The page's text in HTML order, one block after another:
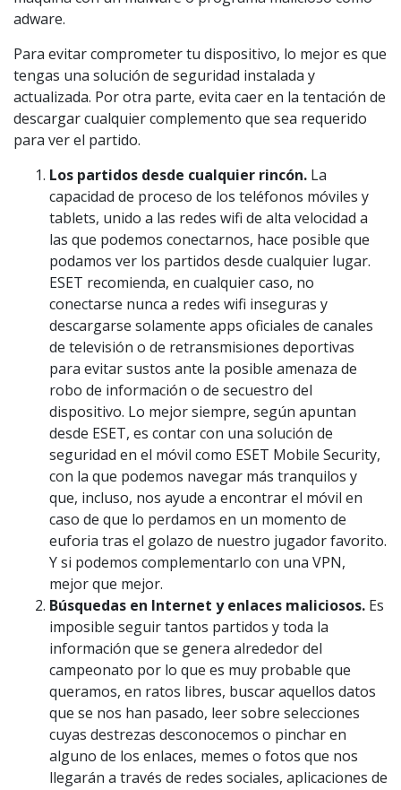
adware.
Para evitar comprometer tu dispositivo, lo mejor es que
tengas una solución de seguridad instalada y
actualizada. Por otra parte, evita caer en la tentación de
descargar cualquier complemento que sea requerido
para ver el partido.
Los partidos desde cualquier rincón. La
capacidad de proceso de los teléfonos móviles y
tablets, unido a las redes wifi de alta velocidad a
las que podemos conectarnos, hace posible que
podamos ver los partidos desde cualquier lugar.
ESET recomienda, en cualquier caso, no
conectarse nunca a redes wifi inseguras y
descargarse solamente apps oficiales de canales
de televisión o de retransmisiones deportivas
para evitar sustos ante la posible amenaza de
robo de información o de secuestro del
dispositivo. Lo mejor siempre, según apuntan
desde ESET, es contar con una solución de
seguridad en el móvil como ESET Mobile Security,
con la que podemos navegar más tranquilos y
que, incluso, nos ayude a encontrar el móvil en
caso de que lo perdamos en un momento de
euforia tras el golazo de nuestro jugador favorito.
Y si podemos complementarlo con una VPN,
mejor que mejor.
Búsquedas en Internet y enlaces maliciosos. Es
imposible seguir tantos partidos y toda la
información que se genera alrededor del
campeonato por lo que es muy probable que
queramos, en ratos libres, buscar aquellos datos
que se nos han pasado, leer sobre selecciones
cuyas destrezas desconocemos o pinchar en
alguno de los enlaces, memes o fotos que nos
llegarán a través de redes sociales, aplicaciones de